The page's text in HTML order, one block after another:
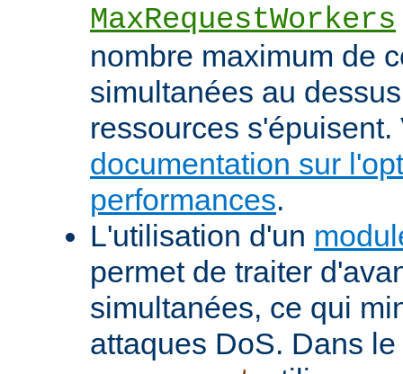
MaxRequestWorkers
nombre maximum de
simultanées au
ressources s'épuisent.
documentation sur
performances.
L'utilisation d'un
permet de traiter
simultanées, ce qui
attaques DoS. Dans